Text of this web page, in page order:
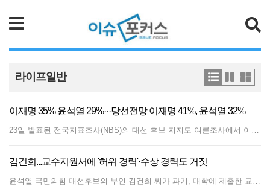
라이프일반
이재명 35% 윤석열 29%···당선전망 이재명 41%, 윤석열 32%
23일 발표된 전국지표조사(NBS)의 대선 후보 지지도 여론조사에서 이재명 더불어민주당 후보는 35%, 윤석열 국민의힘 후보는 29%로 집계됐다. 격차는 오차 범위(6.2%포인트) 내다. NBS 조사는 엠브레인퍼블릭·케이스탯리서치·코리아리서치·한국리서치 4개 여론조사기관이 합동으로 시행했다. 두 후보에 이어 안철수 국민의힘 후보 6%, 심상정 정의당 후보 4% 순이었다. ‘없다’, 무응답 등 태도유보는 25%로 조사됐다. 이재명 후보의 지지도는 2주 전 같은 조사보다 3%포인트 하락했다. 윤 후보는 지난 조사보다 7%포인트 하락했다. 두 후보 간 격차는 2%포인트에서 6%포인트로 벌어졌다. 당선 전망을 묻는 질문에서는 이 후보 41%, 윤 후보 32%로 나타났다. 국정 안정론과 정권 심판론은 42% 동률로 조사됐다. 국정 안정론은 2주 전 조사와 42%로 같았지만 정권 심판론은 4%포인트 하락한 수치다. 정당 지지도는 민주당 33%, 국민의힘 28%, 국민의당 5%, 정의당 4%, 열린민주당 3%로 나타났다. 이번 조사는 지난 20일부터 22일까지 사흘간 전국 만 18세 이상 남녀 1000명을 대상으로 이뤄졌으며 응답률은 24.3%다. 표본오차는 95% 신뢰수준에서 ±3.1%다. 보다 자세한 내용은 중앙선거여론조사심의위원회 홈페이지를 참조하면 된다.
김건희...교수지원서에 '허위 경력'·수상 경력도 거짓
윤석열 국민의힘 대선후보의 부인 김건희 씨가 과거, 대학에 제출한 교수 임용 지원서에 허위 경력과 가짜 수상 기록이 기재된 사실이 확인 됐다고 YTN이 보도 했다. YTN 보도에 따르면 YTN이 확보한 김건희 씨의 당시 교수 임용 지원서를 보면 설립되지도 않은 협회에서 일했다고 했거나 받지도 않은 대상을 받은 것처럼 적혀 있기도 했습니다.김 씨는 실제 이 대학에 1년 가까이 재직했습니다.당시에는 개명 전 이름인 '김명신'으로 되어 있습니다.